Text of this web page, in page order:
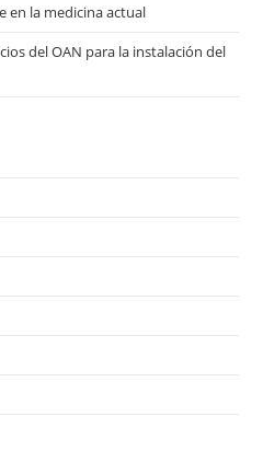
en la medicina actual
del OAN para la instalación del